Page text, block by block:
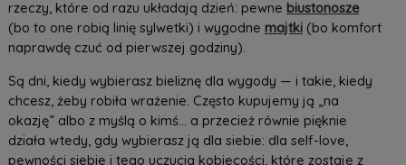
rzeczy, które od razu układają dzień: pewne biustonosze
(bo to one robią linię sylwetki) i wygodne majtki(bo komfort
naprawdę czuć od pierwszej godziny).
Są dni, kiedy wybierasz bieliznę dla wygody — i takie, kiedy
chcesz, żeby robiła wrażenie. Często kupujemy ją „na
okazję” albo z myślą o kimś… a przecież równie pięknie
działa wtedy, gdy wybierasz ją dla siebie: dla self-love,
pewności siebie i tego uczucia kobiecości, które zostaje z